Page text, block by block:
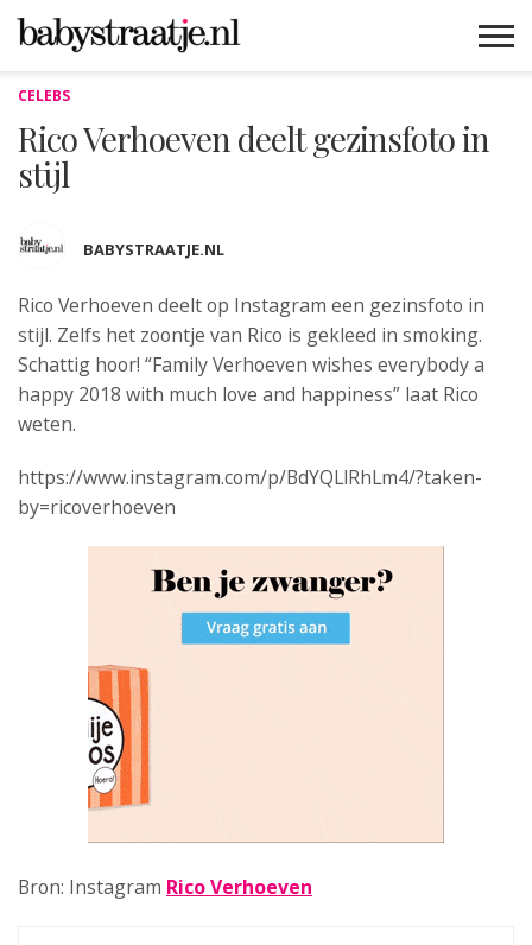
CELEBS
Rico Verhoeven deelt gezinsfoto in
stijl
BABYSTRAATJE.NL
Rico Verhoeven deelt op Instagram een gezinsfoto in
stijl. Zelfs het zoontje van Rico is gekleed in smoking.
Schattig hoor! “Family Verhoeven wishes everybody a
happy 2018 with much love and happiness” laat Rico
weten.
https://www.instagram.com/p/BdYQLlRhLm4/?taken-
by=ricoverhoeven
Bron: Instagram Rico Verhoeven